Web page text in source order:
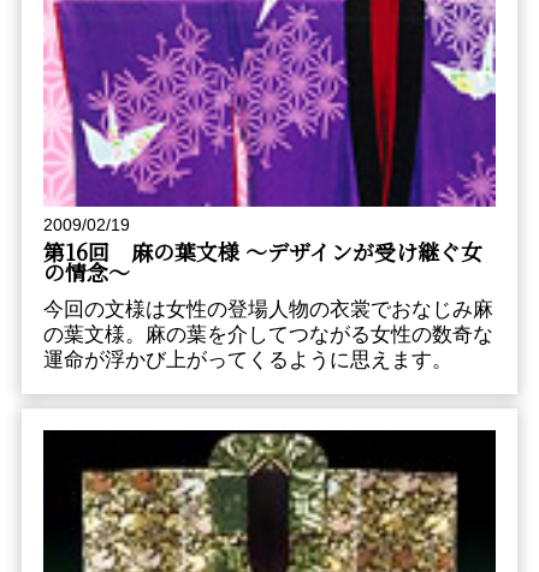
2009/02/19
第16回 麻の葉文様 〜デザインが受け継ぐ女
の情念〜
今回の文様は女性の登場人物の衣裳でおなじみ麻
の葉文様。麻の葉を介してつながる女性の数奇な
運命が浮かび上がってくるように思えます。